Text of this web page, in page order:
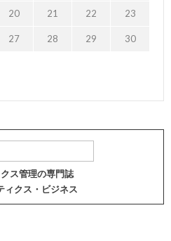
20 21 22 23
27 28 29 30
ス管理の専門誌
ィクス・ビジネス